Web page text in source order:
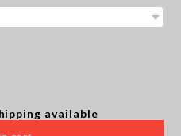
available